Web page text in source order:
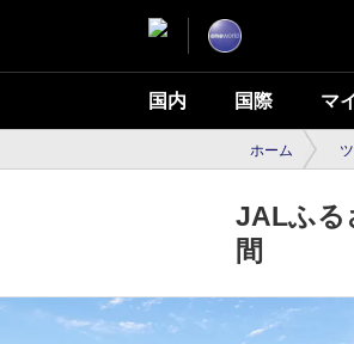
国内 国際 マ
ホーム
JALふる
間